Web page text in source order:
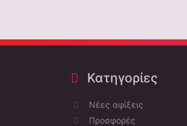
Κατηγορίες
Νέες αφίξεις
Προσφορές